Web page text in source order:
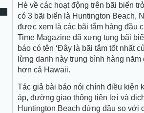
Hè về các hoạt động trên bãi biển
có 3 bãi biển là Huntington Beach,
được xem là các bãi tắm hàng đầu
Time Magazine đã xưng tụng bãi
báo có tên ‘Đây là bãi tắm tốt nhất
lừng danh này trung bình hàng
hơn cả Hawaii.
Tác giả bài báo nói chính điều kiện
áp, đường giao thông tiện lợi và
Huntington Beach đứng đầu so với